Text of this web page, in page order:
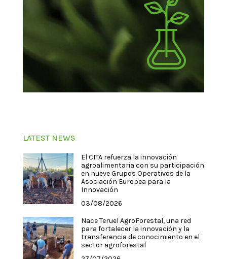
LATEST NEWS
El CITA refuerza la innovación
agroalimentaria con su participación
en nueve Grupos Operativos de la
Asociación Europea para la
Innovación
03/08/2026
Nace Teruel AgroForestal, una red
para fortalecer la innovación y la
transferencia de conocimiento en el
sector agroforestal